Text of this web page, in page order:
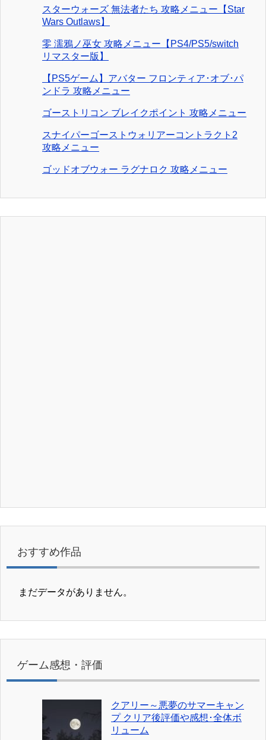
スターウォーズ 無法者たち 攻略メニュー【Star
Wars Outlaws】
零 濡鴉ノ巫女 攻略メニュー【PS4/PS5/switch
リマスター版】
【PS5ゲーム】アバター フロンティア･オブ･パ
ンドラ 攻略メニュー
ゴーストリコン ブレイクポイント 攻略メニュー
スナイパーゴーストウォリアーコントラクト2
攻略メニュー
ゴッドオブウォー ラグナロク 攻略メニュー
おすすめ作品
まだデータがありません。
ゲーム感想・評価
クアリー～悪夢のサマーキャン
プ クリア後評価や感想･全体ボ
リューム